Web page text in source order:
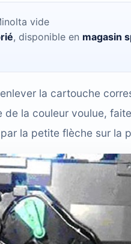
vide
, disponible en magasin
la cartouche
de la couleur voulue,
la petite flèche sur la